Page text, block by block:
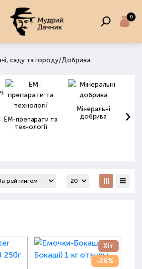
0
саду та городу/Добрива
ЕМ-препарати та
технології
Мінеральні
добрива
Хіт
-26%